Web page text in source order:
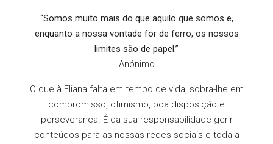
“Somos muito mais do que aquilo que somos e,
enquanto a nossa vontade for de ferro, os nossos
limites são de papel.”
Anónimo
O que à Eliana falta em tempo de vida, sobra-lhe em
compromisso, otimismo, boa disposição e
perseverança. É da sua responsabilidade gerir
conteúdos para as nossas redes sociais e toda a